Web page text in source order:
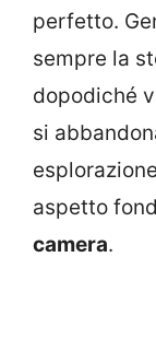
perfetto.
sempre la
dopodiché
si
aspetto
camera.